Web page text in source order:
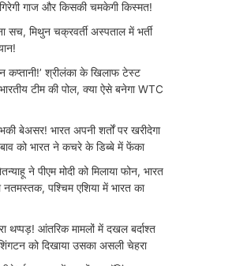
गाज और किसकी चमकेगी किस्मत!
सच, मिथुन चक्रवर्ती अस्पताल में भर्ती
कप्तानी!’ श्रीलंका के खिलाफ टेस्ट
टीम की पोल, क्या ऐसे बनेगा WTC
बेअसर! भारत अपनी शर्तों पर खरीदेगा
को भारत ने कचरे के डिब्बे में फेंका
ने पीएम मोदी को मिलाया फोन, भारत
पश्चिम एशिया में भारत का
थप्पड़! आंतरिक मामलों में दखल बर्दाश्त
को दिखाया उसका असली चेहरा